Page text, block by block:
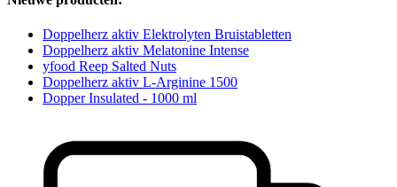
Doppelherz aktiv Elektrolyten Bruistabletten
Doppelherz aktiv Melatonine Intense
yfood Reep Salted Nuts
Doppelherz aktiv L-Arginine 1500
Dopper Insulated - 1000 ml